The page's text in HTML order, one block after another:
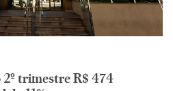
trimestre R$ 474